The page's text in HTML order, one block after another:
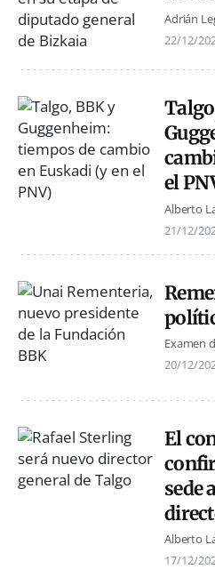
Adrián
22/12/
el
Alberto
21/12/
Examen
20/12/
El
sede
Alberto
17/12/